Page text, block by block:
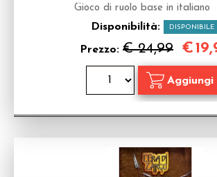
Gioco di ruolo base in italiano
Disponibilità: DISPONIBILE
Prezzo: € 24,99 €